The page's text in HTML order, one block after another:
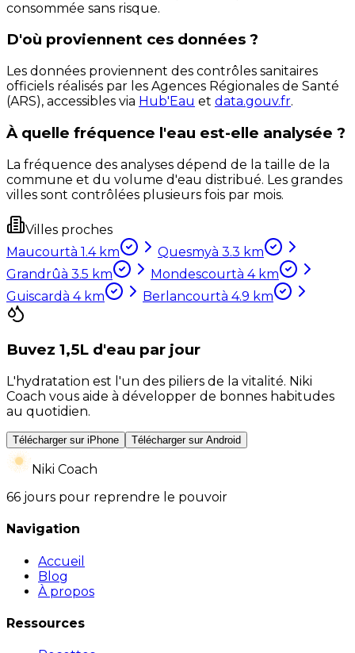
consommée sans risque.
D'où proviennent ces données ?
Les données proviennent des contrôles sanitaires
officiels réalisés par les Agences Régionales de Santé
(ARS), accessibles via Hub'Eau et data.gouv.fr.
À quelle fréquence l'eau est-elle analysée ?
La fréquence des analyses dépend de la taille de la
commune et du volume d'eau distribué. Les grandes
villes sont contrôlées plusieurs fois par mois.
Villes proches
Maucourtà 1.4km Quesmyà 3.3 km
Grandrûà 3.5 km Mondescourtà 4km
Guiscardà 4km Berlancourtà 4.9 km
Buvez 1,5L d'eau par jour
L'hydratation est l'un des piliers de la vitalité. Niki
Coach vous aide à développer de bonnes habitudes
au quotidien.
Télécharger sur iPhone Télécharger sur Android
Niki Coach
66 jours pour reprendre le pouvoir
Navigation
Accueil
Blog
À propos
Ressources